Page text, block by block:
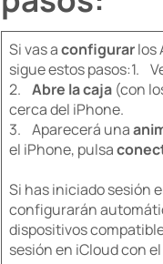
Si vas aconfigurarlos
sigue estos pasos:1.
2. Abre la caja (con
cerca del iPhone.
3. Aparecerá una
el iPhone, pulsa
Si has iniciado sesión
configurarán
dispositivos
sesión en iCloud con